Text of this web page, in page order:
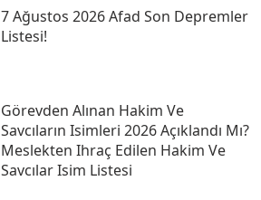
7 Ağustos 2026 Afad Son Depremler
Listesi!
Görevden Alınan Hakim Ve
Savcıların Isimleri 2026 Açıklandı Mı?
Meslekten Ihraç Edilen Hakim Ve
Savcılar Isim Listesi